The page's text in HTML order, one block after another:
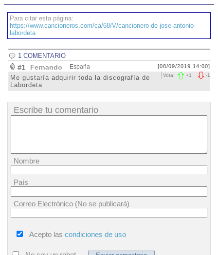
Para citar esta página:
https://www.cancioneros.com/ca/68/V/cancionero-de-jose-antonio-
labordeta
1 COMENTARIO
#1 Fernando España [08/09/2019 14:00]
-1
Vota: +1
Me gustaría adquirir toda la discografía de
Labordeta
Escribe tu comentario
Nombre
País
Correo Electrónico (No se publicará)
Acepto las condiciones de uso